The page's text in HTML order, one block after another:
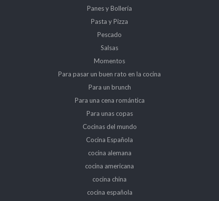
Panes y Bollería
Pasta y Pizza
Pescado
Salsas
Momentos
Para pasar un buen rato en la cocina
Para un brunch
Para una cena romántica
Para unas copas
Cocinas del mundo
Cocina Española
cocina alemana
cocina americana
cocina china
cocina española